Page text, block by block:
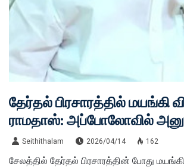
தேர்தல் பிரசாரத்தில் மயங்கி
ராமதாஸ்: அப்போலோவில்
Seithithalam 2026/04/14 162
சேலத்தில் தேர்தல் பிரசாரத்தின் போது